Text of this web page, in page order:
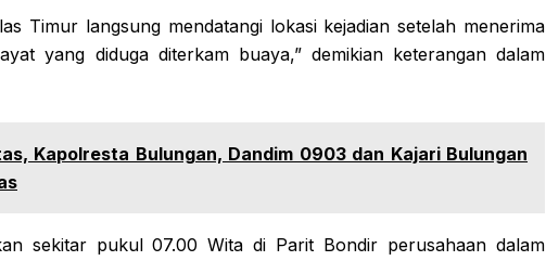
Timur langsung mendatangi lokasi kejadian setelah menerima
yang diduga diterkam buaya,” demikian keterangan dalam
Kapolresta Bulungan, Dandim 0903 dan Kajari Bulungan
sekitar pukul 07.00 Wita di Parit Bondir perusahaan dalam